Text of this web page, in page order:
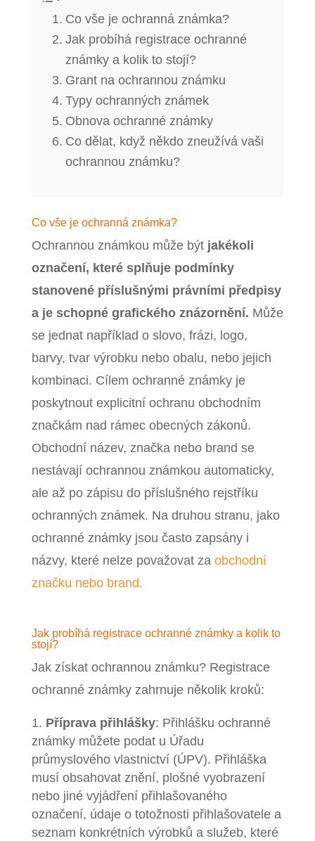
Co vše je ochranná známka?
Jak probíhá registrace ochranné
známky a kolik to stojí?
Grant na ochrannou známku
Typy ochranných známek
Obnova ochranné známky
Co dělat, když někdo zneužívá vaši
ochrannou známku?
Co vše je ochranná známka?
Ochrannou známkou může být jakékoli
označení, které splňuje podmínky
stanovené příslušnými právními předpisy
a je schopné grafického znázornění. Může
se jednat například o slovo, frázi, logo,
barvy, tvar výrobku nebo obalu, nebo jejich
kombinaci. Cílem ochranné známky je
poskytnout explicitní ochranu obchodním
značkám nad rámec obecných zákonů.
Obchodní název, značka nebo brand se
nestávají ochrannou známkou automaticky,
ale až po zápisu do příslušného rejstříku
ochranných známek. Na druhou stranu, jako
ochranné známky jsou často zapsány i
názvy, které nelze považovat za obchodní
značku nebo brand.
Jak probíhá registrace ochranné známky a kolik to
stojí?
Jak získat ochrannou známku? Registrace
ochranné známky zahrnuje několik kroků:
Příprava přihlášky: Přihlášku ochranné
známky můžete podat u Úřadu
průmyslového vlastnictví (ÚPV). Přihláška
musí obsahovat znění, plošné vyobrazení
nebo jiné vyjádření přihlašovaného
označení, údaje o totožnosti přihlašovatele a
seznam konkrétních výrobků a služeb, které